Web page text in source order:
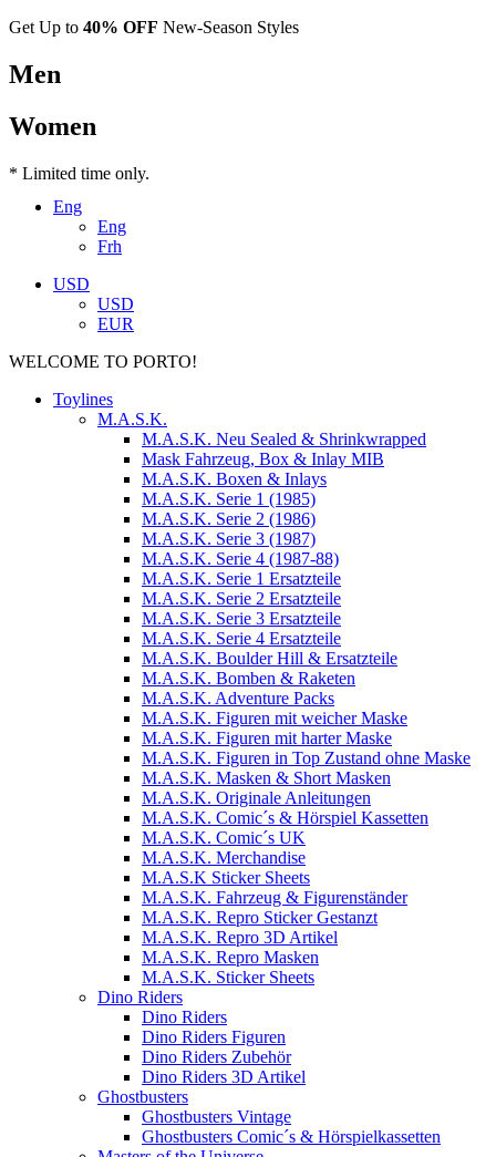
Get Up to 40% OFF New-Season Styles
Men
Women
* Limited time only.
Eng
Eng
Frh
USD
USD
EUR
WELCOME TO PORTO!
Toylines
M.A.S.K.
M.A.S.K. Neu Sealed & Shrinkwrapped
Mask Fahrzeug, Box & Inlay MIB
M.A.S.K. Boxen & Inlays
M.A.S.K. Serie 1 (1985)
M.A.S.K. Serie 2 (1986)
M.A.S.K. Serie 3 (1987)
M.A.S.K. Serie 4 (1987-88)
M.A.S.K. Serie 1 Ersatzteile
M.A.S.K. Serie 2 Ersatzteile
M.A.S.K. Serie 3 Ersatzteile
M.A.S.K. Serie 4 Ersatzteile
M.A.S.K. Boulder Hill & Ersatzteile
M.A.S.K. Bomben & Raketen
M.A.S.K. Adventure Packs
M.A.S.K. Figuren mit weicher Maske
M.A.S.K. Figuren mit harter Maske
M.A.S.K. Figuren in Top Zustand ohne Maske
M.A.S.K. Masken & Short Masken
M.A.S.K. Originale Anleitungen
M.A.S.K. Comic´s & Hörspiel Kassetten
M.A.S.K. Comic´s UK
M.A.S.K. Merchandise
M.A.S.K Sticker Sheets
M.A.S.K. Fahrzeug & Figurenständer
M.A.S.K. Repro Sticker Gestanzt
M.A.S.K. Repro 3D Artikel
M.A.S.K. Repro Masken
M.A.S.K. Sticker Sheets
Dino Riders
Dino Riders
Dino Riders Figuren
Dino Riders Zubehör
Dino Riders 3D Artikel
Ghostbusters
Ghostbusters Vintage
Ghostbusters Comic´s & Hörspielkassetten